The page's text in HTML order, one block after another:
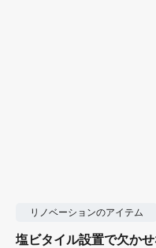
リノベーションのアイテム
塩ビタイル設置で欠か